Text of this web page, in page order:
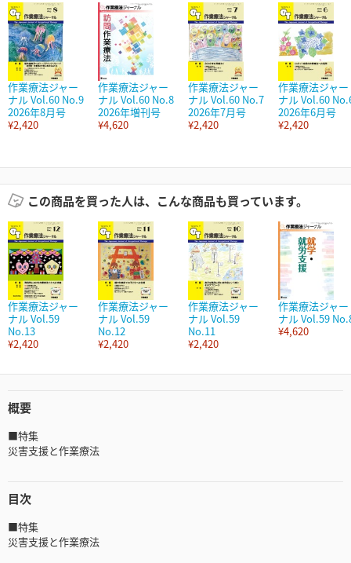
作業療法ジャー
ナル Vol.60 No.9
2026年8月号
¥2,420
作業療法ジャー
ナル Vol.60 No.8
2026年増刊号
¥4,620
作業療法ジャー
ナル Vol.60 No.7
2026年7月号
¥2,420
作業療法ジャー
ナル Vol.60
2026年6月号
¥2,420
この商品を買った人は、こんな商品も買っています。
作業療法ジャー
ナル Vol.59
No.13
¥2,420
作業療法ジャー
ナル Vol.59
No.12
¥2,420
作業療法ジャー
ナル Vol.59
No.11
¥2,420
作業療法ジャー
ナル Vol.59
¥4,620
概要
■特集
災害支援と作業療法
目次
■特集
災害支援と作業療法